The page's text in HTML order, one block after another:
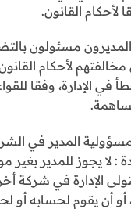
لأحكام القانون.
المديرون مسئولون
لأحكام
في الإدارة، وفقا
المدير في
: لا يجوز للمدير بغير
الإدارة في شركة
أن يقوم لحسابه أو